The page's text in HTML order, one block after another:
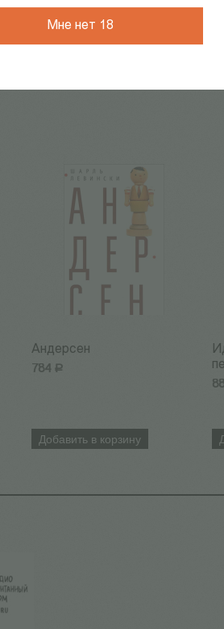
Мне нет 18
Андерсен
784 Р
Добавить в корзину